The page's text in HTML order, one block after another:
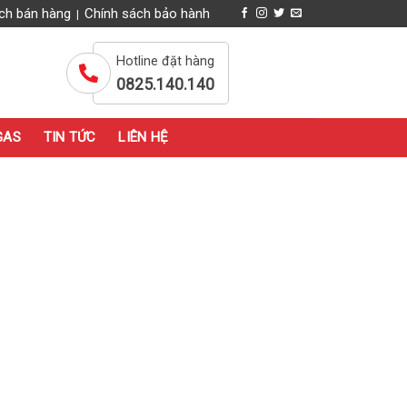
bán hàng Chính sách bảo hành
Hotline đặt hàng
0825.140.140
TIN TỨC LIÊN HỆ